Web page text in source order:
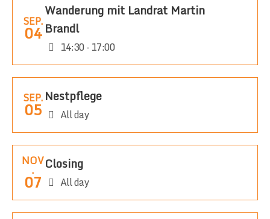
SEP.
04
Wanderung mit Landrat Martin
Brandl
14:30 - 17:00
SEP.
05
Nestpflege
All day
NOV
.
07
Closing
All day